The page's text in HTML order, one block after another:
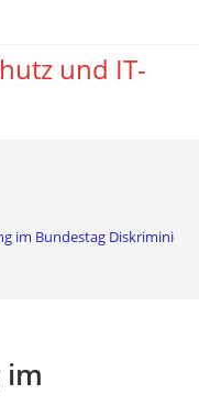
und IT-
im Bundestag